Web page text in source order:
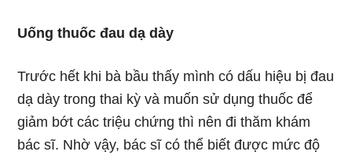
Uống thuốc đau dạ dày
Trước hết khi bà bầu thấy mình có dấu hiệu bị đau
dạ dày trong thai kỳ và muốn sử dụng thuốc để
giảm bớt các triệu chứng thì nên đi thăm khám
bác sĩ. Nhờ vậy, bác sĩ có thể biết được mức độ